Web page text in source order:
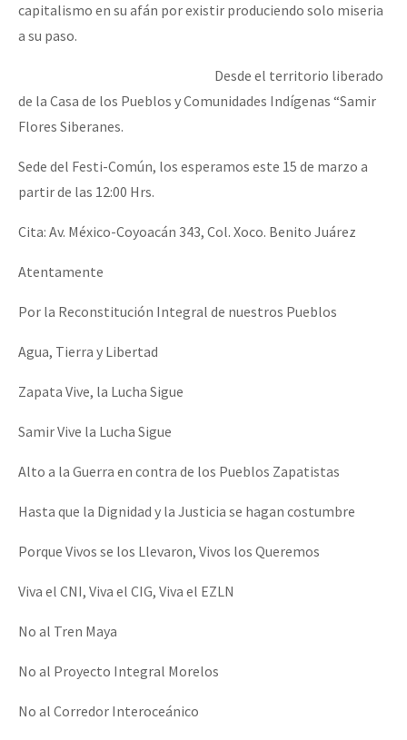
capitalismo en su afán por existir produciendo solo miseria
a su paso.
Desde el territorio liberado
de la Casa de los Pueblos y Comunidades Indígenas “Samir
Flores Siberanes.
Sede del Festi-Común, los esperamos este 15 de marzo a
partir de las 12:00 Hrs.
Cita: Av. México-Coyoacán 343, Col. Xoco. Benito Juárez
Atentamente
Por la Reconstitución Integral de nuestros Pueblos
Agua, Tierra y Libertad
Zapata Vive, la Lucha Sigue
Samir Vive la Lucha Sigue
Alto a la Guerra en contra de los Pueblos Zapatistas
Hasta que la Dignidad y la Justicia se hagan costumbre
Porque Vivos se los Llevaron, Vivos los Queremos
Viva el CNI, Viva el CIG, Viva el EZLN
No al Tren Maya
No al Proyecto Integral Morelos
No al Corredor Interoceánico